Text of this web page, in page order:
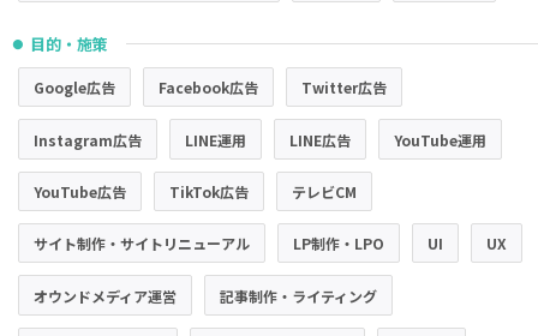
● 目的・施策
Google広告 Facebook広告 Twitter広告
Instagram広告 LINE運用 LINE広告 YouTube運用
YouTube広告 TikTok広告 テレビCM
サイト制作・サイトリニューアル LP制作・LPO UI UX
オウンドメディア運営 記事制作・ライティング